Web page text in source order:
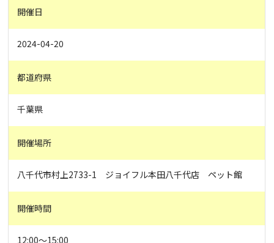
開催日
2024-04-20
都道府県
千葉県
開催場所
八千代市村上2733-1 ジョイフル本田八千代店 ペット館
開催時間
12:00～15:00